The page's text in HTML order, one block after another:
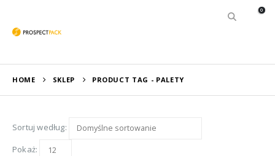
0
HOME SKLEP PRODUCT TAG - PALETY
Sortuj według:
Pokaż: